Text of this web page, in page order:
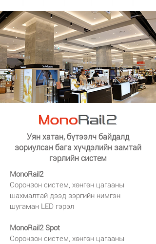
Уян хатан, бүтээлч байдалд
зориулсан бага хүчдэлийн замтай
гэрлийн систем
MonoRail2
Соронзон систем, хөнгөн цагааны
шахмалтай дээд зэргийн нимгэн
шугаман LED гэрэл
MonoRail2 Spot
Соронзон систем, хөнгөн цагааны